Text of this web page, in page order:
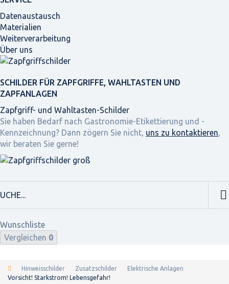
Datenaustausch
Materialien
Weiterverarbeitung
Über uns
SCHILDER FÜR ZAPFGRIFFE, WAHLTASTEN UND
ZAPFANLAGEN
Zapfgriff- und Wahltasten-Schilder
Sie haben Bedarf nach Gastronomie-Etikettierung und -
Kennzeichnung? Dann zögern Sie nicht, uns zu kontaktieren,
wir beraten Sie gerne!
Wunschliste
Vergleichen 0
Hinweisschilder Zusatzschilder
Elektrische Anlagen
Vorsicht! Starkstrom! Lebensgefahr!